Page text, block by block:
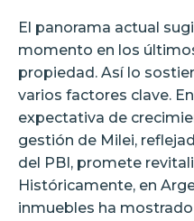
El panorama actual
momento en los
propiedad. Así lo
varios factores clave.
expectativa de
gestión de Milei,
del PBI, promete
Históricamente, en
inmuebles ha